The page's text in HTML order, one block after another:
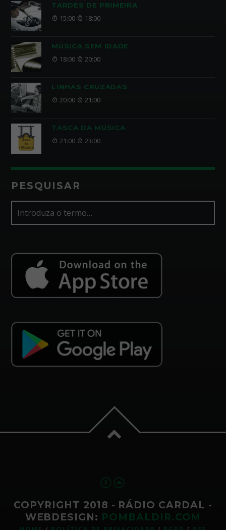
TARDES DE PRIMEIRA
15:00 18:00
MÚSICA SEM IDADE
18:00 20:00
LINHAS CRUZADAS
20:00 21:00
TASCA DA MÚSICA
21:00 23:00
PESQUISAR
COPYRIGHT 2018 - RÁDIO CARDAL -
WEBDESIGN: POMBALDIR.COM